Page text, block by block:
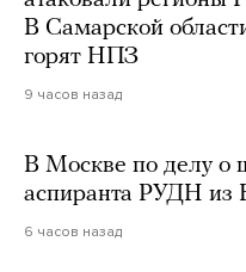
В Самарской
горят НПЗ
9 часов назад
В Москве по делу о
аспиранта РУДН из
6 часов назад